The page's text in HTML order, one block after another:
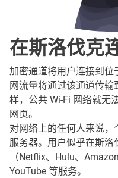
在斯洛伐克
加密通道将用户连接到位
网流量将通过该通道传
样，公共 Wi-Fi 网络就无
网页。
对网络上的任何人来说，
服务器。用户似乎在斯
（Netflix、Hulu、
YouTube 等服务。